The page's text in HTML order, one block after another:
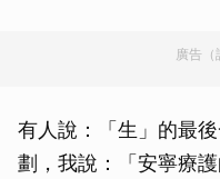
廣告（
有人說：「生」的最
劃，我說：「安寧療